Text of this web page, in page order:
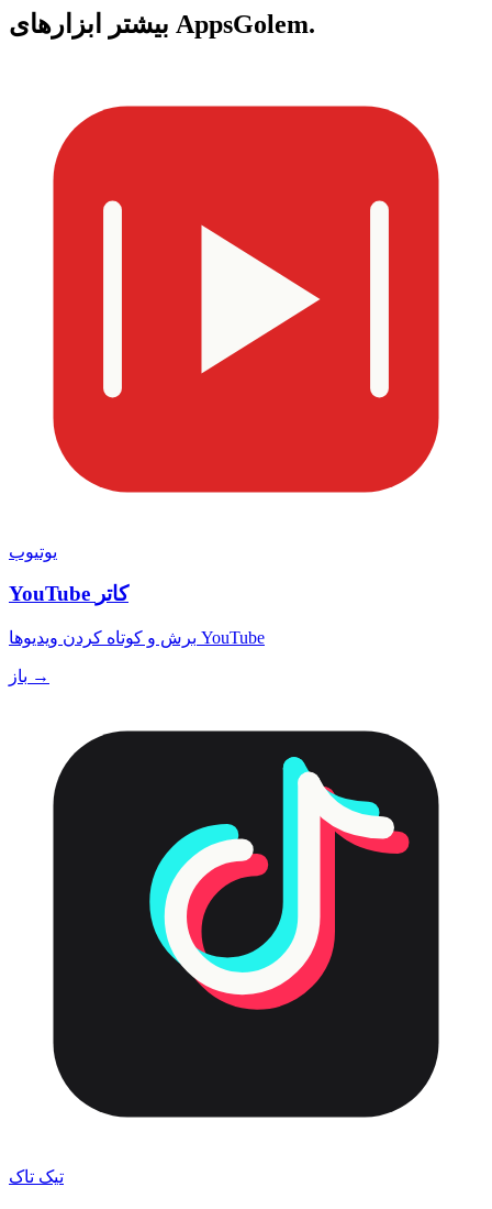
بیشتر ابزارهای AppsGolem.
یوتیوب
YouTube کاتر
برش و کوتاه کردن ویدیوها YouTube
باز →
تیک تاک